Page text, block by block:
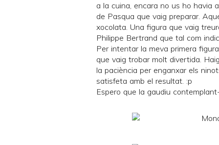
a la cuina, encara no us ho havia
de Pasqua que vaig preparar.
xocolata. Una figura que vaig
Philippe Bertrand que tal com
Per intentar la meva primera
que vaig trobar molt divertida.
la paciència per enganxar els
satisfeta amb el resultat. :p
Espero que la gaudiu